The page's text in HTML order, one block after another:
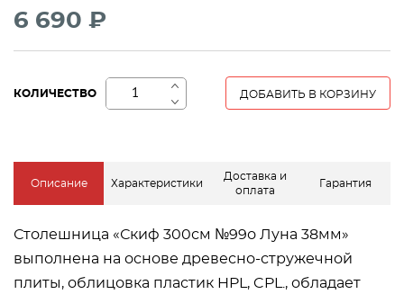
6 690 ₽
КОЛИЧЕСТВО ДОБАВИТЬ В КОРЗИНУ
Описание Характеристики
Доставка и
оплата
Гарантия
Столешница «Скиф 300см №99о Луна 38мм»
выполнена на основе древесно-стружечной
плиты, облицовка пластик HPL, CPL., обладает